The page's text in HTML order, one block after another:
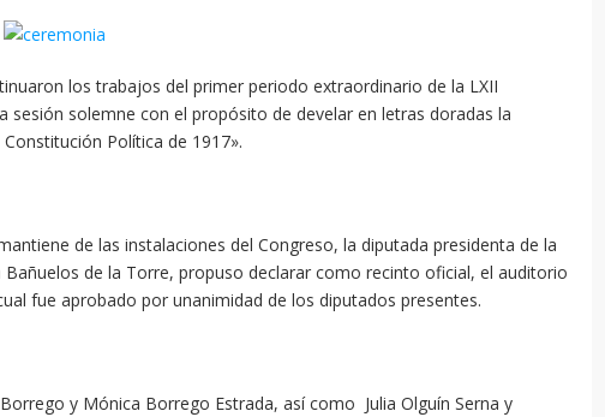
los trabajos del primer periodo extraordinario de la LXII
sesión solemne con el propósito de develar en letras doradas la
Política de 1917».
de las instalaciones del Congreso, la diputada presidenta de la
Bañuelos de la Torre, propuso declarar como recinto oficial, el auditorio
fue aprobado por unanimidad de los diputados presentes.
y Mónica Borrego Estrada, así como Julia Olguín Serna y